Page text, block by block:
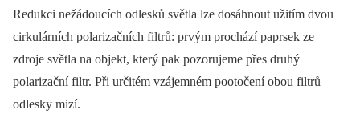
Redukci nežádoucích odlesků světla lze dosáhnout užitím dvou
cirkulárních polarizačních filtrů: prvým prochází paprsek ze
zdroje světla na objekt, který pak pozorujeme přes druhý
polarizační filtr. Při určitém vzájemném pootočení obou filtrů
odlesky mizí.